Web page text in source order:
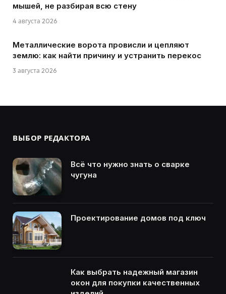
мышей, не разбирая всю стену
4 августа 2026
Металлические ворота провисли и цепляют
землю: как найти причину и устранить перекос
3 августа 2026
ВЫБОР РЕДАКТОРА
Всё что нужно знать о сварке
чугуна
Проектирование домов под ключ
Как выбрать надежный магазин
окон для покупки качественных